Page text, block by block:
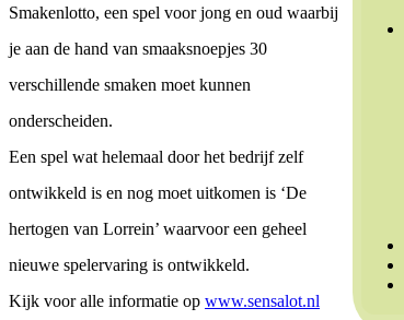
Smakenlotto, een spel voor jong en oud waarbij
je aan de hand van smaaksnoepjes 30
verschillende smaken moet kunnen
onderscheiden.
Een spel wat helemaal door het bedrijf zelf
ontwikkeld is en nog moet uitkomen is ‘De
hertogen van Lorrein’ waarvoor een geheel
nieuwe spelervaring is ontwikkeld.
Kijk voor alle informatie op www.sensalot.nl